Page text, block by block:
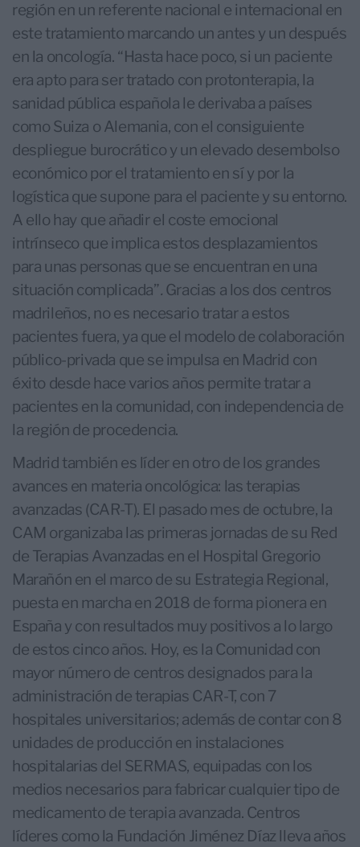
región en un referente nacional e internacional en
este tratamiento marcando un antes y un después
en la oncología. “Hasta hace poco, si un paciente
era apto para ser tratado con protonterapia, la
sanidad pública española le derivaba a países
como Suiza o Alemania, con el consiguiente
despliegue burocrático y un elevado desembolso
económico por el tratamiento en sí y por la
logística que supone para el paciente y su entorno.
A ello hay que añadir el coste emocional
intrínseco que implica estos desplazamientos
para unas personas que se encuentran en una
situación complicada”. Gracias a los dos centros
madrileños, no es necesario tratar a estos
pacientes fuera, ya que el modelo de colaboración
público-privada que se impulsa en Madrid con
éxito desde hace varios años permite tratar a
pacientes en la comunidad, con independencia de
la región de procedencia.
Madrid también es líder en otro de los grandes
avances en materia oncológica: las terapias
avanzadas (CAR-T). El pasado mes de octubre, la
CAM organizaba las primeras jornadas de su Red
de Terapias Avanzadas en el Hospital Gregorio
Marañón en el marco de su Estrategia Regional,
puesta en marcha en 2018 de forma pionera en
España y con resultados muy positivos a lo largo
de estos cinco años. Hoy, es la Comunidad con
mayor número de centros designados para la
administración de terapias CAR-T, con 7
hospitales universitarios; además de contar con 8
unidades de producción en instalaciones
hospitalarias del SERMAS, equipadas con los
medios necesarios para fabricar cualquier tipo de
medicamento de terapia avanzada. Centros
líderes como la Fundación Jiménez Díaz lleva años